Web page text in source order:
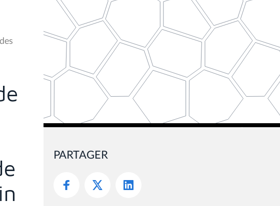
PARTAGER